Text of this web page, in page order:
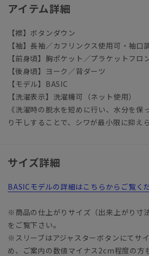
アイテム詳細
【襟】ボタンダウン
【袖】長袖／カフリンクス使用可・袖口
【前身頃】胸ポケット／プラケットフロ
【後身頃】ヨーク／背ダーツ
【モデル】BASIC
【洗濯表示】洗濯機可（ネット使用）
《洗濯時の脱水を短めに行い、水分を保
り干しすることで、シワが最小限に抑え
サイズ詳細
BASICモデルの詳細はこちらからご覧く
※商品の仕上がりサイズ（出来上がり寸
をご覧下さい。
※スリーブはアジャスターボタンにてサ
め、ご案内の数値マイナス2cm程度の方